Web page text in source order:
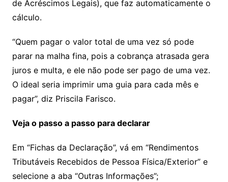
de Acréscimos Legais), que faz automaticamente o
cálculo.
“Quem pagar o valor total de uma vez só pode
parar na malha fina, pois a cobrança atrasada gera
juros e multa, e ele não pode ser pago de uma vez.
O ideal seria imprimir uma guia para cada mês e
pagar”, diz Priscila Farisco.
Veja o passo a passo para declarar
Em “Fichas da Declaração”, vá em “Rendimentos
Tributáveis Recebidos de Pessoa Física/Exterior” e
selecione a aba “Outras Informações”;